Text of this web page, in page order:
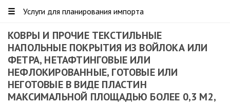
☰ Услуги для планирования импорта
КОВРЫ И ПРОЧИЕ ТЕКСТИЛЬНЫЕ
НАПОЛЬНЫЕ ПОКРЫТИЯ ИЗ ВОЙЛОКА ИЛИ
ФЕТРА, НЕТАФТИНГОВЫЕ ИЛИ
НЕФЛОКИРОВАННЫЕ, ГОТОВЫЕ ИЛИ
НЕГОТОВЫЕ В ВИДЕ ПЛАСТИН
МАКСИМАЛЬНОЙ ПЛОЩАДЬЮ БОЛЕЕ 0,3 М2,